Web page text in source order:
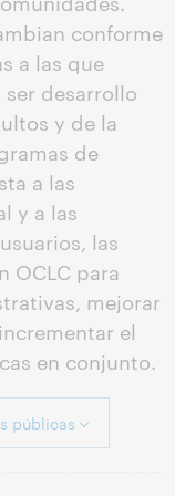
conforme
a las que
ser desarrollo
y de la
de
a las
y a las
las
OCLC para
mejorar
el
en conjunto.
públicas